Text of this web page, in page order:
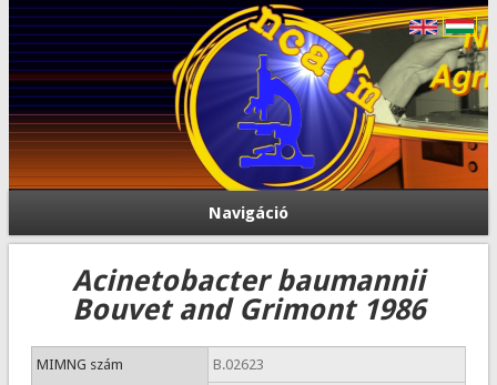
Navigáció
Acinetobacter baumannii
Bouvet and Grimont 1986
MIMNG szám B.02623